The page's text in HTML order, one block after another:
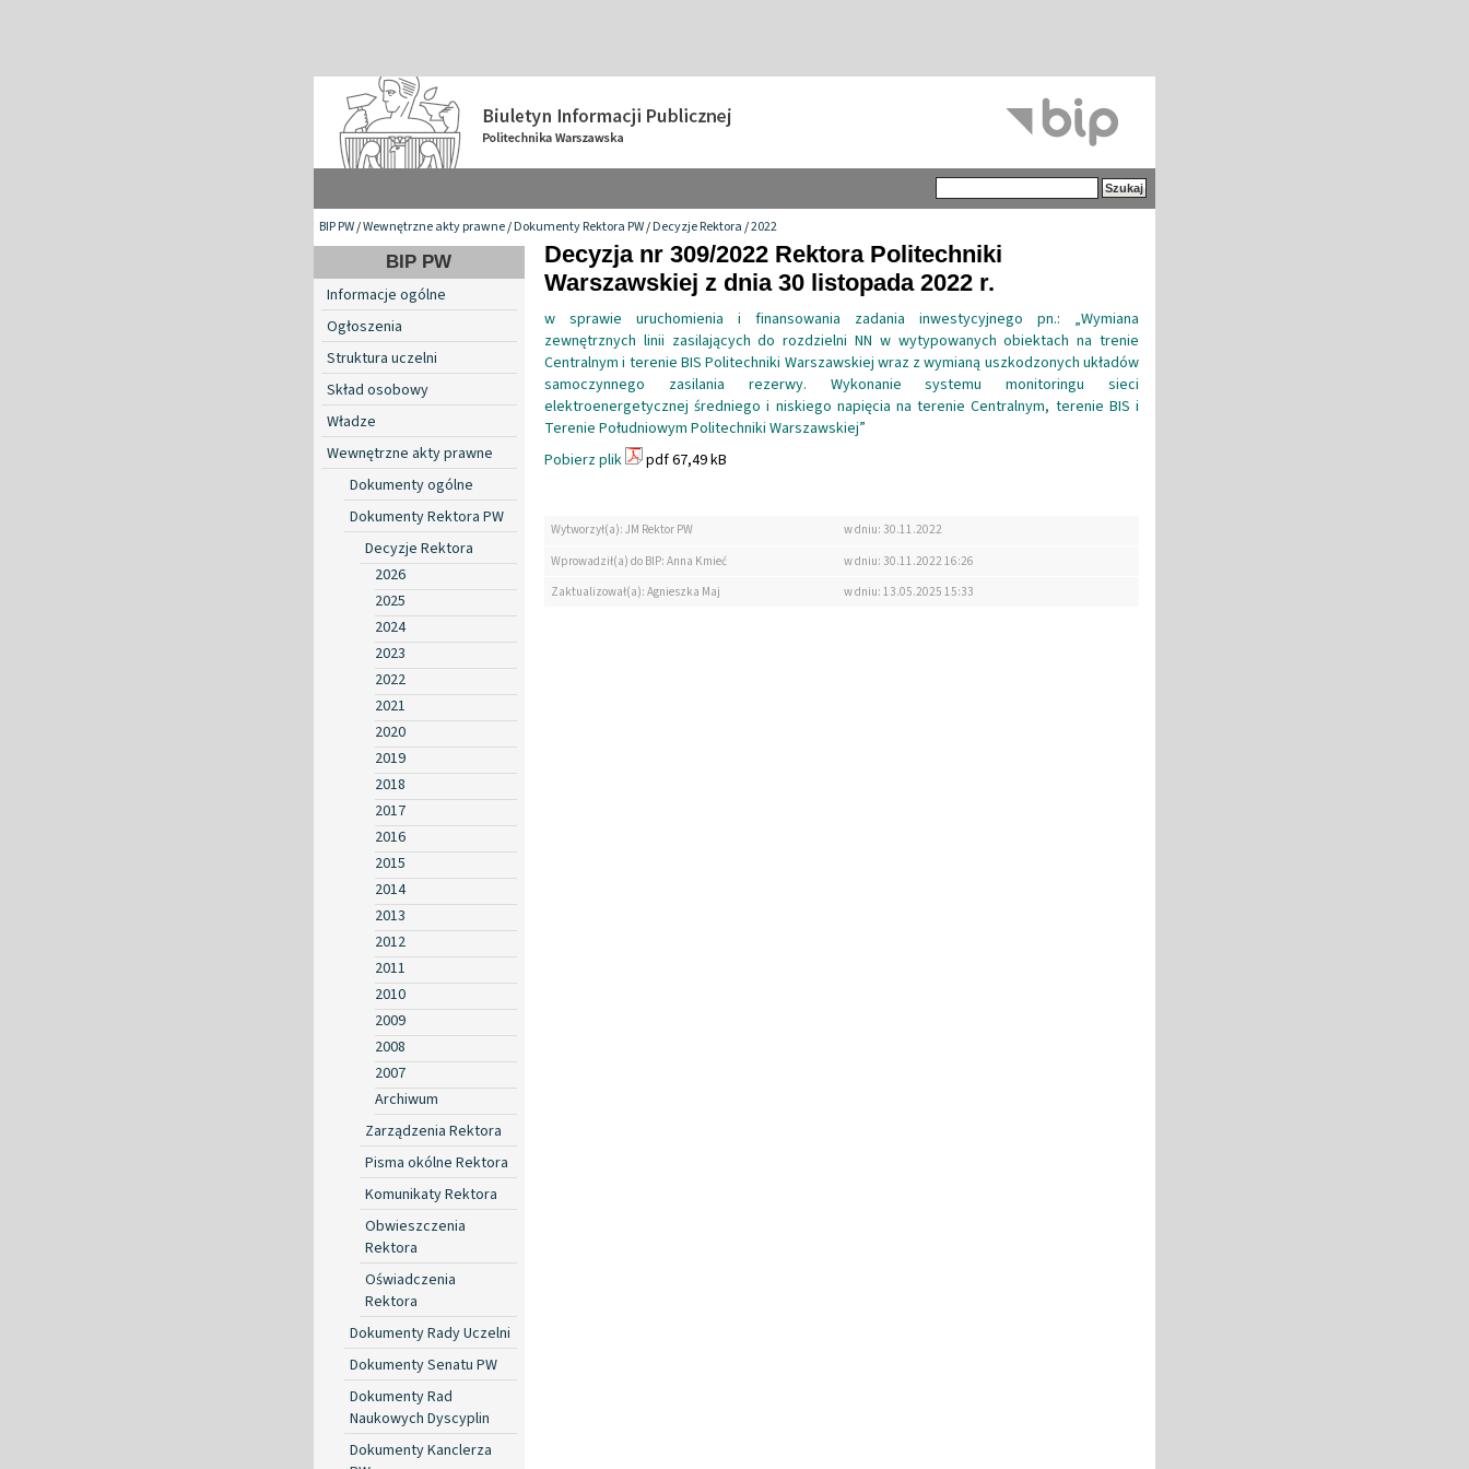
BIP PW/Wewnętrzne akty prawne/Dokumenty Rektora PW/Decyzje Rektora/2022
BIP PW
Informacje ogólne
Ogłoszenia
Struktura uczelni
Skład osobowy
Władze
Wewnętrzne akty prawne
Dokumenty ogólne
Dokumenty Rektora PW
Decyzje Rektora
2026
2025
2024
2023
2022
2021
2020
2019
2018
2017
2016
2015
2014
2013
2012
2011
2010
2009
2008
2007
Archiwum
Zarządzenia Rektora
Pisma okólne Rektora
Komunikaty Rektora
Obwieszczenia
Rektora
Oświadczenia
Rektora
Dokumenty Rady Uczelni
Dokumenty Senatu PW
Dokumenty Rad
Naukowych Dyscyplin
Dokumenty Kanclerza
Decyzja nr 309/2022 Rektora Politechniki
Warszawskiej z dnia 30 listopada 2022 r.
w sprawie uruchomienia i finansowania zadania inwestycyjnego pn.: „Wymiana
zewnętrznych linii zasilających do rozdzielni NN w wytypowanych obiektach na trenie
Centralnym i terenie BIS Politechniki Warszawskiej wraz z wymianą uszkodzonych układów
samoczynnego zasilania rezerwy. Wykonanie systemu monitoringu sieci
elektroenergetycznej średniego i niskiego napięcia na terenie Centralnym, terenie BIS i
Terenie Południowym Politechniki Warszawskiej”
Pobierz plik
pdf 67,49 kB
Wytworzył(a): JM Rektor PW
w dniu: 30.11.2022
Wprowadził(a) do BIP: Anna Kmieć
w dniu: 30.11.2022 16:26
Zaktualizował(a): Agnieszka Maj
w dniu: 13.05.2025 15:33